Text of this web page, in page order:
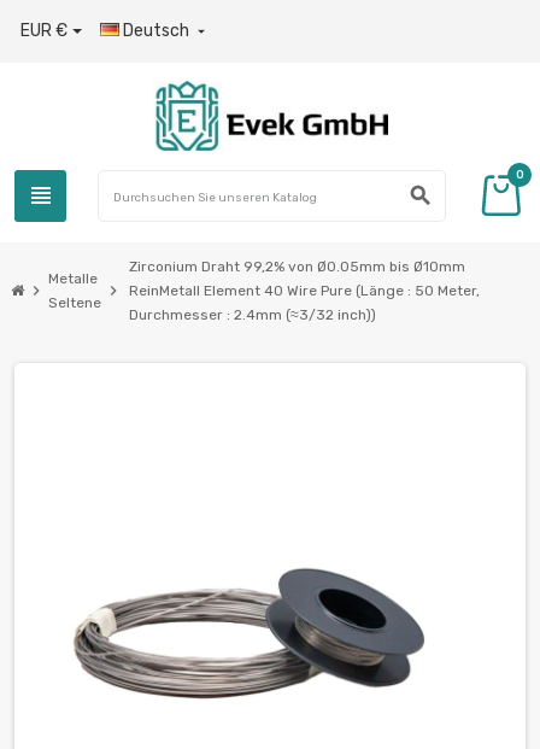
EUR € Deutsch 
view_headline search
0
chevron_right
Metalle
Seltene
chevron_right
Zirconium Draht 99,2% von Ø0.05mm bis Ø10mm
ReinMetall Element 40 Wire Pure (Länge : 50 Meter,
Durchmesser : 2.4mm (≈3/32 inch))